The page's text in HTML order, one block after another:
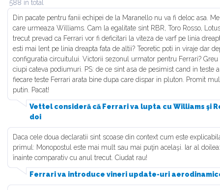
588 in total
Din pacate pentru fanii echipei de la Maranello nu va fi deloc asa.
care urmeaza Williams. Cam la egalitate sint RBR, Toro Rosso,
trecut prevad ca Ferrari vor fi deficitari la viteza de varf pe linia
esti mai lent pe linia dreapta fata de altii? Teoretic poti in viraje dar
configuratia circuitului. Victorii sezonul urmator pentru Ferrari?
ciupi cateva podiumuri. PS: de ce sint asa de pesimist cand in teste
fiecare teste Ferrari arata bine dupa care dispar in pluton. Promit
putin. Pacat!
Vettel consideră că Ferrari va lupta cu Williams şi
doi
Daca cele doua declaratii sint scoase din context cum este
primul: Monopostul este mai mult sau mai puţin acelaşi. Iar al
înainte comparativ cu anul trecut. Ciudat rau!
Ferrari va introduce vineri update-uri